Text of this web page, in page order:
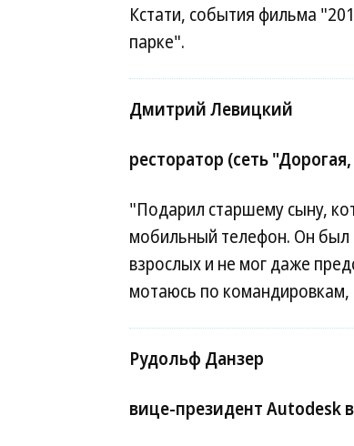
Кстати, события фильма
парке".
Дмитрий Левицкий
ресторатор (сеть
"Подарил старшему сыну,
мобильный телефон. Он был
взрослых и не мог даже
мотаюсь по командировкам,
Рудольф Данзер
вице-президент Autodesk